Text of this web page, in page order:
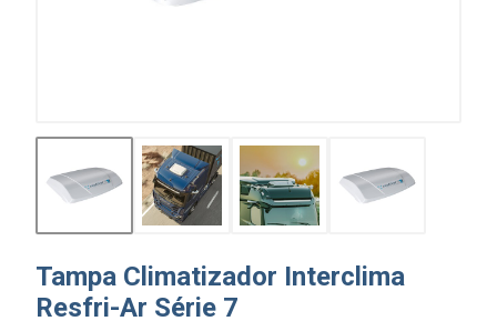
Tampa Climatizador Interclima
Resfri-Ar Série 7